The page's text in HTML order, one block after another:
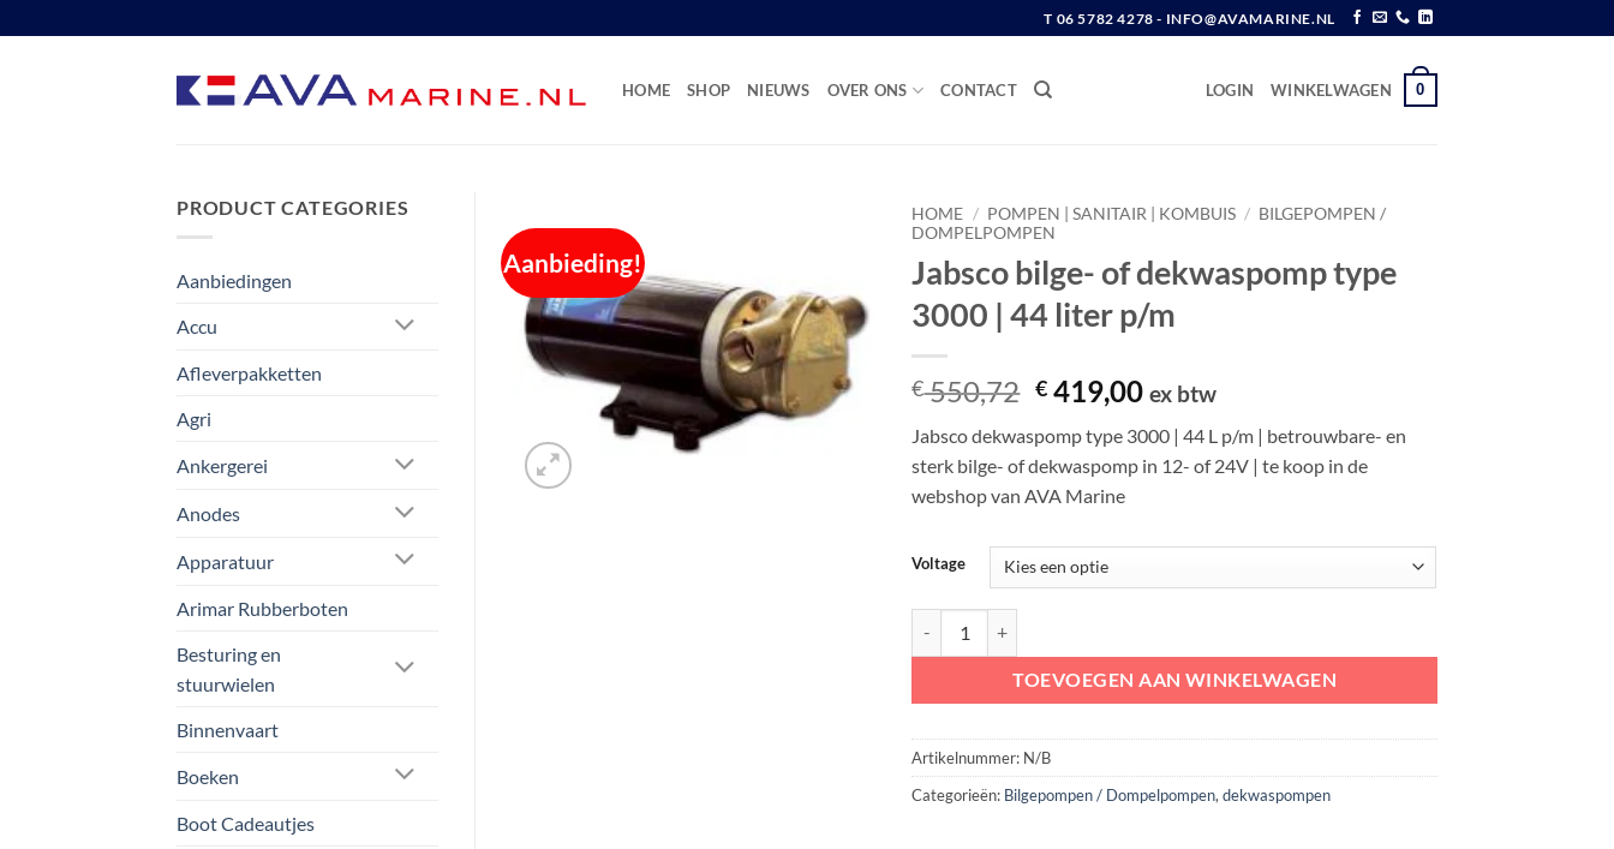
naar
T 06 5782 4278 - INFO@AVAMARINE.NL
HOME SHOP NIEUWS OVER ONS CONTACT LOGIN WINKELWAGEN 0
PRODUCT CATEGORIES
Aanbiedingen
Accu
Afleverpakketten
Agri
Ankergerei
Anodes
Apparatuur
Arimar Rubberboten
Besturing en
stuurwielen
Binnenvaart
Boeken
Boot Cadeautjes
Aanbieding!
HOME / POMPEN | SANITAIR | KOMBUIS / BILGEPOMPEN /
DOMPELPOMPEN
Jabsco bilge- of dekwaspomp type
3000 | 44 liter p/m
€550,72 Oorspronkelijke
was:
€ 550,72.
€419,00Huidige
is:
€ 419,00.
ex btw
Jabsco dekwaspomp type 3000 | 44 L p/m | betrouwbare- en
sterk bilge- of dekwaspomp in 12- of 24V | te koop in de
webshop van AVA Marine
Voltage
TOEVOEGEN AAN WINKELWAGEN
Artikelnummer: N/B
Categorieën: Bilgepompen / Dompelpompen,dekwaspompen